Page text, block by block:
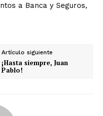
a Banca y Seguros,
Artículo siguiente
¡Hasta siempre, Juan
Pablo!